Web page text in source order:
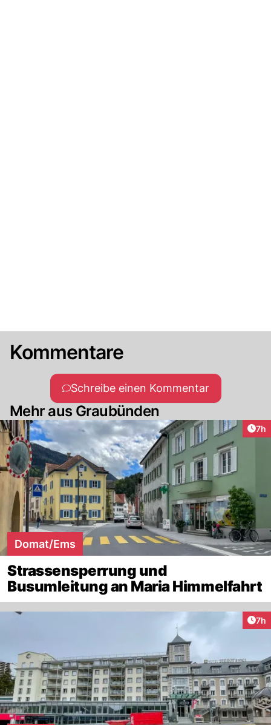
Kommentare
Schreibe einen Kommentar
Mehr aus Graubünden
7h
Domat/Ems
Strassensperrung und
Busumleitung an Maria Himmelfahrt
7h